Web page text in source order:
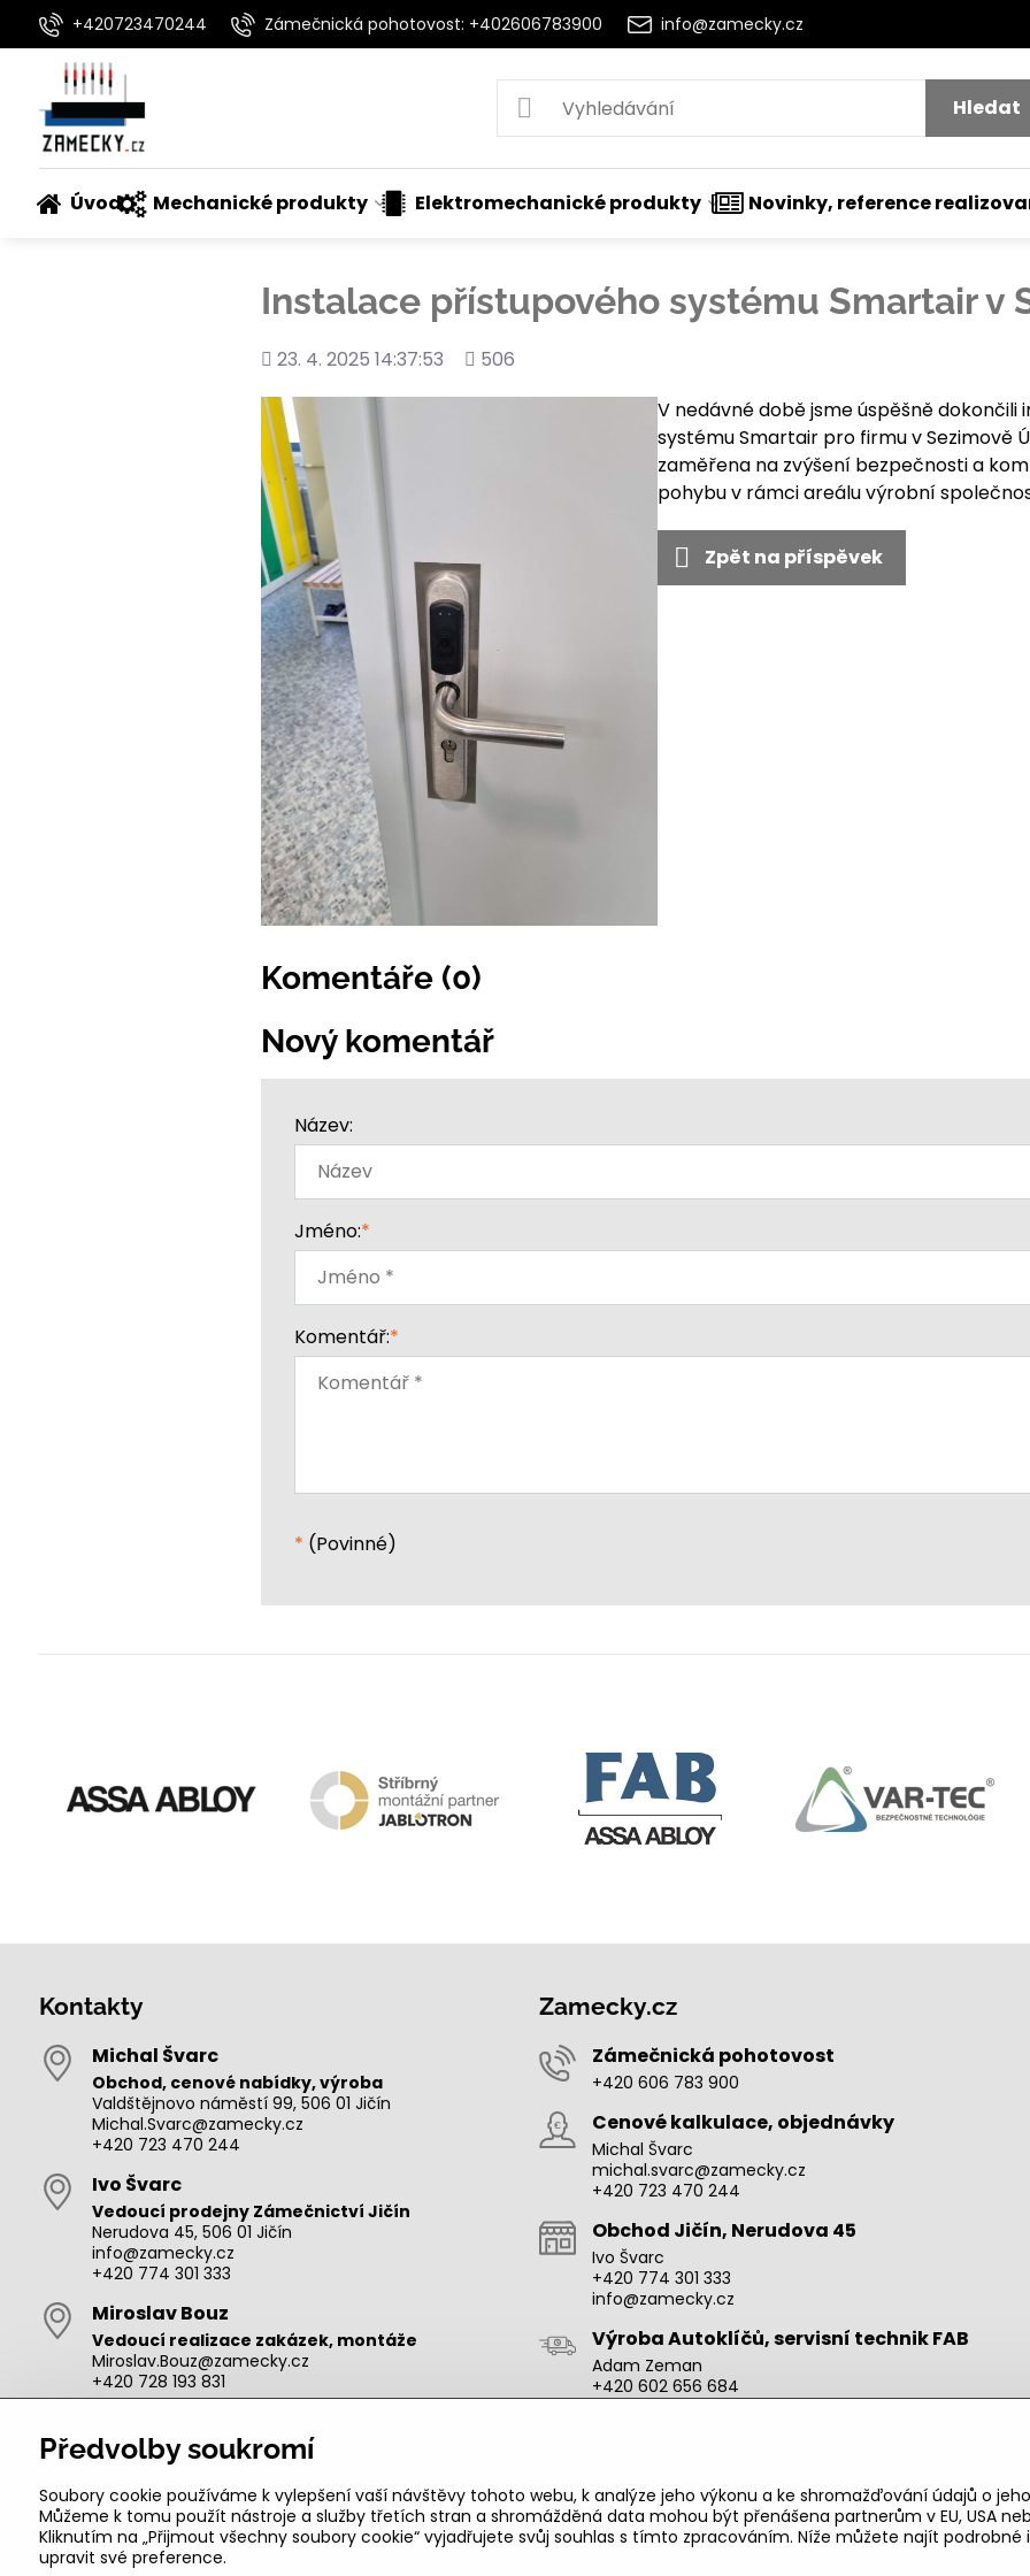
+420723470244 Zámečnická pohotovost: +402606783900 info@zamecky.cz
Hledat
Úvod Mechanické produkty Elektromechanické produkty Novinky, reference
Instalace přístupového systému Smartair v
Přidáno
23. 4. 2025 14:37:53
Počet
506
V nedávné době jsme úspěšně
systému Smartair pro firmu v Sezimově
zaměřena na zvýšení bezpečnosti a
pohybu v rámci areálu výrobní
Zpět na příspěvek
Komentáře (0)
Nový komentář
Název:
Jméno:*
Komentář:*
* (Povinné)
Kontakty
Michal Švarc
Obchod, cenové nabídky, výroba
Valdštějnovo náměstí 99, 506 01 Jičín
Michal.Svarc@zamecky.cz
+420 723 470 244
Ivo Švarc
Vedoucí prodejny Zámečnictví Jičín
Nerudova 45, 506 01 Jičín
info@zamecky.cz
+420 774 301 333
Miroslav Bouz
Vedoucí realizace zakázek, montáže
Miroslav.Bouz@zamecky.cz
+420 728 193 831
Výroba autoklíčů, technik pro oblast Jičín
adam.zeman@zamecky.cz
+420 602 656 684
Zamecky.cz
Zámečnická pohotovost
+420 606 783 900
Cenové kalkulace, objednávky
Michal Švarc
michal.svarc@zamecky.cz
+420 723 470 244
Obchod Jičín, Nerudova 45
Ivo Švarc
+420 774 301 333
info@zamecky.cz
Výroba Autoklíčů, servisní technik FAB
Adam Zeman
+420 602 656 684
adam.zeman@zamecky.cz
Předvolby soukromí
Soubory cookie používáme k vylepšení vaší návštěvy tohoto webu, k analýze jeho výkonu a ke shromažďování údajů o
Můžeme k tomu použít nástroje a služby třetích stran a shromážděná data mohou být přenášena partnerům v EU, USA
Kliknutím na „Přijmout všechny soubory cookie“ vyjadřujete svůj souhlas s tímto zpracováním. Níže můžete najít
upravit své preference.